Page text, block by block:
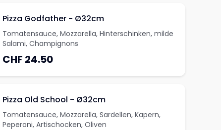
Pizza Godfather - Ø32cm
Tomatensauce, Mozzarella, Hinterschinken, milde
Salami, Champignons
CHF 24.50
Pizza Old School - Ø32cm
Tomatensauce, Mozzarella, Sardellen, Kapern,
Peperoni, Artischocken, Oliven